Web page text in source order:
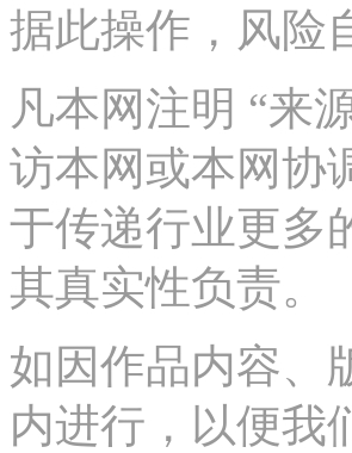
据此操作，风险
凡本网注明 “来
访本网或本网协
于传递行业更多
其真实性负责。
如因作品内容、
内进行，以便我